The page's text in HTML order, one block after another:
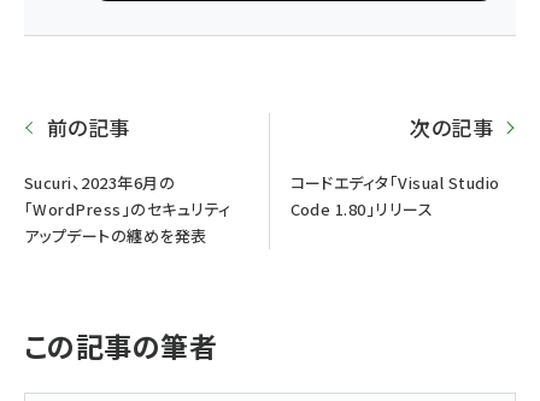
前の記事
Sucuri、2023年6月の
「WordPress」のセキュリティ
アップデートの纏めを発表
次の記事
コードエディタ「Visual Studio
Code 1.80」リリース
この記事の筆者